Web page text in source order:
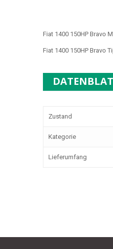
Fiat 1400 150HP Bravo
Fiat 1400 150HP Bravo
Zustand
Kategorie
Lieferumfang